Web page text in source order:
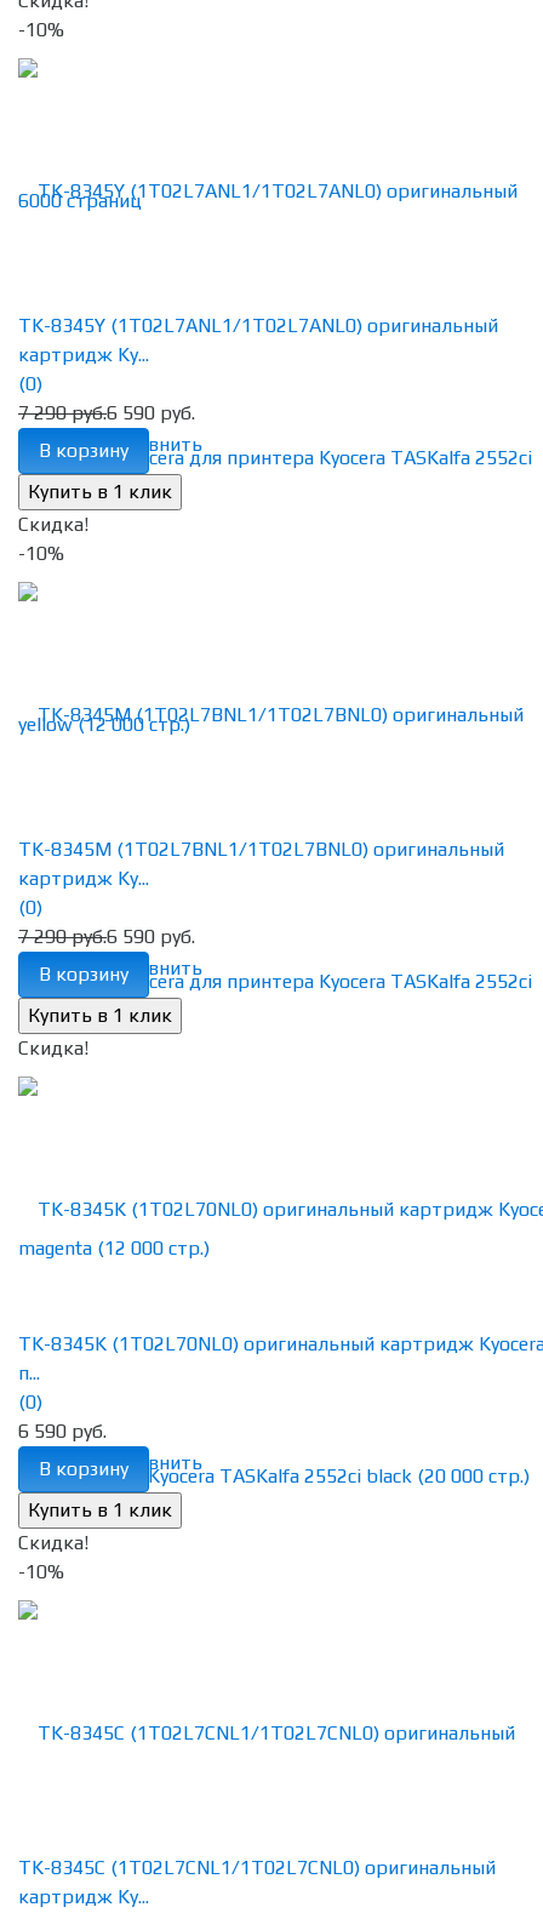
-10%
избранное сравнить
TK-8345Y (1T02L7ANL1/1T02L7ANL0) оригинальный
картридж Ky...
(0)
7 290 руб.6 590 руб.
В корзину
Скидка!
-10%
избранное сравнить
TK-8345M (1T02L7BNL1/1T02L7BNL0) оригинальный
картридж Ky...
(0)
7 290 руб.6 590 руб.
В корзину
Скидка!
избранное сравнить
TK-8345K (1T02L70NL0) оригинальный картридж
п...
(0)
6 590 руб.
В корзину
Скидка!
-10%
TK-8345C (1T02L7CNL1/1T02L7CNL0) оригинальный
картридж Ky...